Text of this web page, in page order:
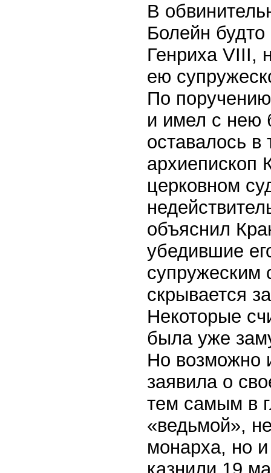
В
Болейн
Генриха VIII,
ею
По
и имел с нею
оставалось
архиепископ
церковном
объяснил
убедившие
супружеским
скрывается
Некоторые
была уже
Но возможно
заявила о
тем самым в
«ведьмой»,
монарха, но